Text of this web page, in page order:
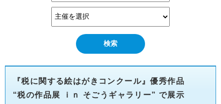
『税に関する絵はがきコンクール』優秀作品
“税の作品展 ｉｎ そごうギャラリー” で展示